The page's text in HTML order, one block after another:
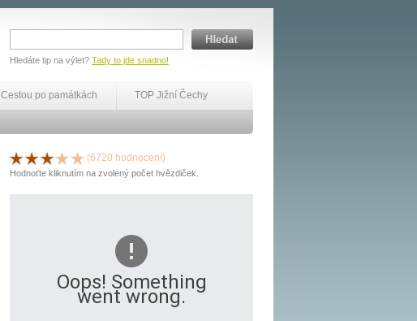
Hledáte tip na výlet? Tady to jde snadno!
Cestou po památkách TOP Jižní Čechy
(6720 hodnocení)
Hodnoťte kliknutím na zvolený počet hvězdiček.
Oops! Something
went wrong.